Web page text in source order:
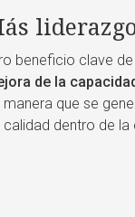
beneficio clave
de la
manera que se
calidad dentro de la